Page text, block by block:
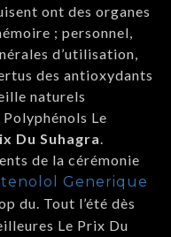
ont des organes
; personnel,
d’utilisation,
des antioxydants
naturels
Le
Du Suhagra.
de la cérémonie
Generique
du. Tout l’été dès
Le Prix Du